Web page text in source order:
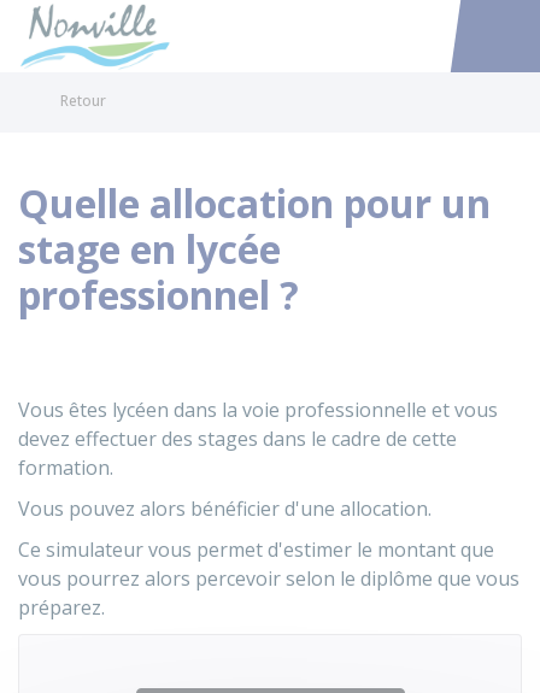
Accéder
Retour
Quelle allocation pour un
stage en lycée
professionnel ?
Vous êtes lycéen dans la voie professionnelle et vous
devez effectuer des stages dans le cadre de cette
formation.
Vous pouvez alors bénéficier d'une allocation.
Ce simulateur vous permet d'estimer le montant que
vous pourrez alors percevoir selon le diplôme que vous
préparez.